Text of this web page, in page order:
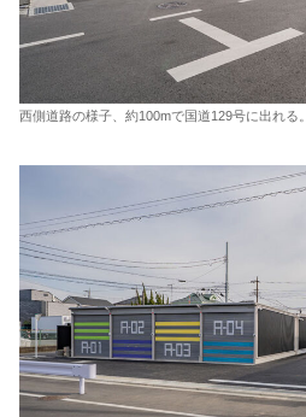
西側道路の様子、約100mで国道129号に出れる。